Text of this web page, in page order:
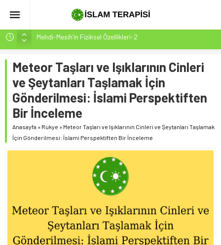
Mehdi-Mesih’in Fiziksel Özellikleri-2
Peygamber Müjdesi Mehdi Mesih’in Gelişi Kitabımız
26.07.2026 Tarihinde Güncellenmiştir(ÇOK ÖNEMLİ)
İsrâ Sûresi(17) 1. Ayet’in 7 Dilde Yazılışı
SAKIN ÇOĞUNLUK SİZİ ALDATMASIN
Meteor Taşları ve Işıklarının Cinleri
ve Şeytanları Taşlamak İçin
Gönderilmesi: İslami Perspektiften
Bir İnceleme
Anasayfa » Rukye » Meteor Taşları ve Işıklarının Cinleri ve Şeytanları Taşlamak
İçin Gönderilmesi: İslami Perspektiften Bir İnceleme